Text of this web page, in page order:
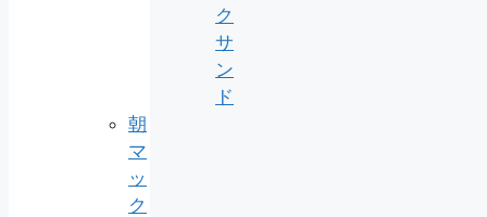
ク
サ
ン
ド
朝
マ
ッ
ク